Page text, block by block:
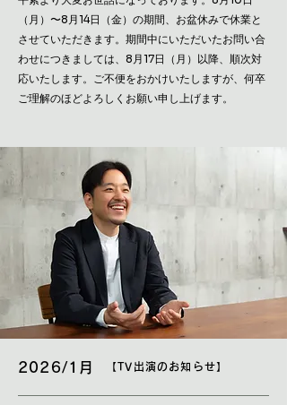
（月）〜8月14日（金）の期間、お盆休みで休業と
させていただきます。期間中にいただいたお問い合
わせにつきましては、8月17日（月）以降、順次対
応いたします。ご不便をおかけいたしますが、何卒
ご理解のほどよろしくお願い申し上げます。
2026/1月 【TV出演のお知らせ】